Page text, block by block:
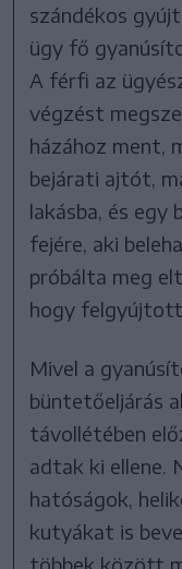
szándékos
ügy fő
A férfi az
végzést
házához ment,
bejárati ajtót,
lakásba, és
fejére, aki
próbálta meg
hogy
Mivel a
büntetőeljárás
távollétében
adtak ki ellene.
hatóságok,
kutyákat is
többek között